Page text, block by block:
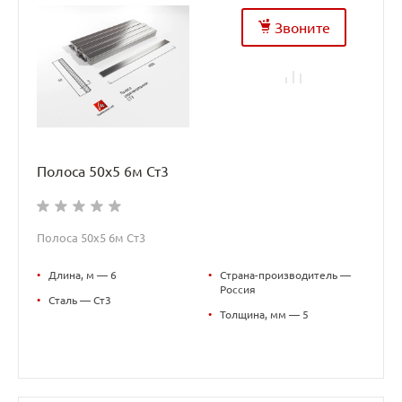
Звоните
Полоса 50х5 6м Ст3
Полоса 50х5 6м Ст3
• Длина, м — 6
• Сталь — Ст3
•
Страна-производитель —
Россия
• Толщина, мм — 5